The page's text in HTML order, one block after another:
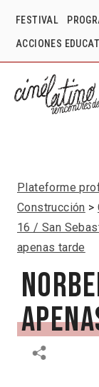
FESTIVAL
ACCIONES
Plateforme
Construcción
16 / San
apenas tarde